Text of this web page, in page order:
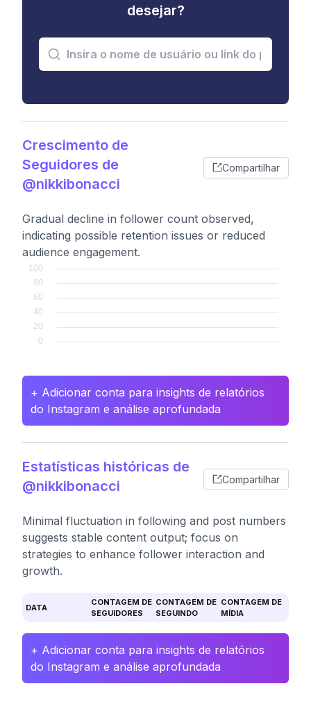
desejar?
Crescimento de
Seguidores de
@nikkibonacci
Compartilhar
Gradual decline in follower count observed,
indicating possible retention issues or reduced
audience engagement.
+ Adicionar conta para insights de relatórios
do Instagram e análise aprofundada
Estatísticas históricas de
@nikkibonacci
Compartilhar
Minimal fluctuation in following and post numbers
suggests stable content output; focus on
strategies to enhance follower interaction and
growth.
DATA
CONTAGEM DE
SEGUIDORES
CONTAGEM DE
SEGUINDO
CONTAGEM DE
MÍDIA
+ Adicionar conta para insights de relatórios
do Instagram e análise aprofundada